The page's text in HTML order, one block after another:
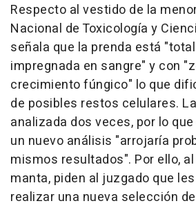
Respecto al vestido de la
Nacional de Toxicología y
señala que la prenda está
impregnada en sangre" y con
crecimiento fúngico" lo que
de posibles restos celulares.
analizada dos veces, por lo
un nuevo análisis "arrojaría
mismos resultados". Por ello,
manta, piden al juzgado que
realizar una nueva selección